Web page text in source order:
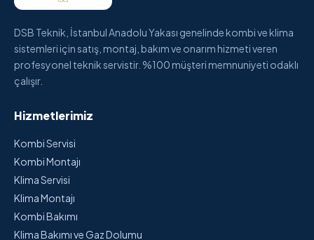
DSB Teknik, İstanbul Anadolu Yakası genelinde kombi ve klima
sistemleri için satış, montaj, bakım ve onarım hizmeti veren
profesyonel teknik servistir. %100 müşteri memnuniyeti odaklı
çalışır.
Hizmetlerimiz
Kombi Servisi
Kombi Montajı
Klima Servisi
Klima Montajı
Kombi Bakımı
Klima Bakımı ve Gaz Dolumu